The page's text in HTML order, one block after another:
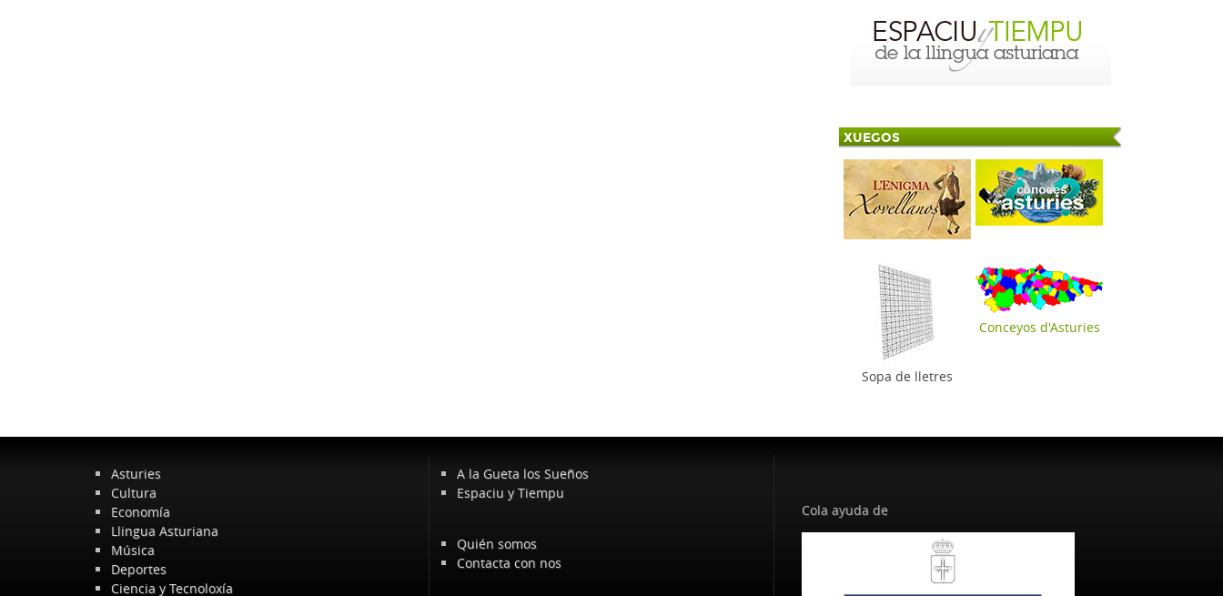
XUEGOS
Sopa de lletres
Conceyos d'Asturies
Asturies
Cultura
Economía
Llingua Asturiana
Música
Deportes
Ciencia y Tecnoloxía
A la Gueta los Sueños
Espaciu y Tiempu
Quién somos
Contacta con nos
Cola ayuda de